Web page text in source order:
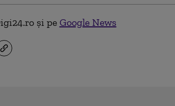
și pe Google News